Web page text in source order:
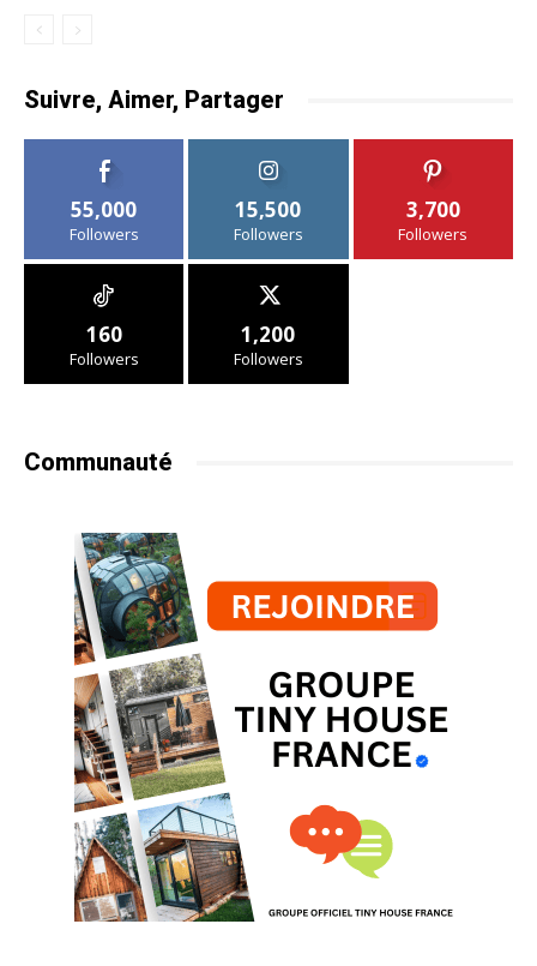
Suivre, Aimer, Partager
55,000
Followers
15,500
Followers
3,700
Followers
160
Followers
1,200
Followers
Communauté